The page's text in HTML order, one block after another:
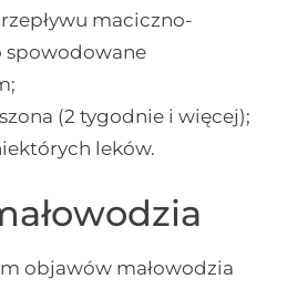
maciczno-
spowodowane
(2 tygodnie i więcej);
leków.
objawów małowodzia